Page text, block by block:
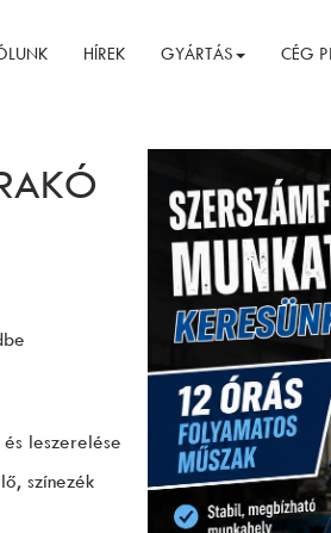
HÍREK GYÁRTÁS CÉG
leszerelése
színezék